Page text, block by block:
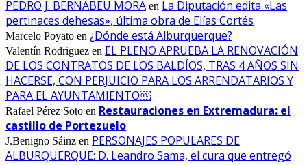
PEDRO J. BERNABEU MORA en La Diputación edita «Las
pertinaces dehesas», última obra de Elías Cortés
Marcelo Poyato en ¿Dónde está Alburquerque?
Valentín Rodriguez en EL PLENO APRUEBA LA RENOVACIÓN
DE LOS CONTRATOS DE LOS BALDÍOS, TRAS 4 AÑOS SIN
HACERSE, CON PERJUICIO PARA LOS ARRENDATARIOS Y
PARA EL AYUNTAMIENTO￼
Rafael Pérez Soto en Restauraciones en Extremadura: el
castillo de Portezuelo
J.Benigno Sáinz en PERSONAJES POPULARES DE
ALBURQUERQUE: D. Leandro Sama, el cura que entregó